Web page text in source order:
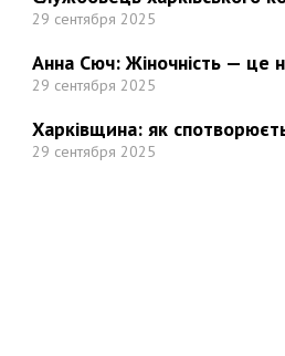
29 сентября 2025
Анна Сюч: Жіночність — це
29 сентября 2025
Харківщина: як
29 сентября 2025